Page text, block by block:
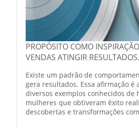
PROPÓSITO COMO
VENDAS ATINGIR RESULTADOS.
Existe um padrão de
gera resultados. Essa afirmação é
diversos exemplos conhecidos de
mulheres que obtiveram êxito
descobertas e transformações